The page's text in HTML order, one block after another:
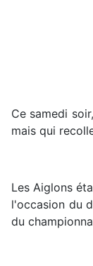
Ce samedi
mais qui
Les Aiglons
l'occasion du
du